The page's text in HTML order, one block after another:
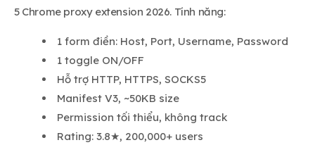
5 Chrome proxy extension 2026. Tính năng:
1 form điền: Host, Port, Username, Password
1 toggle ON/OFF
Hỗ trợ HTTP, HTTPS, SOCKS5
Manifest V3, ~50KB size
Permission tối thiểu, không track
Rating: 3.8★, 200,000+ users